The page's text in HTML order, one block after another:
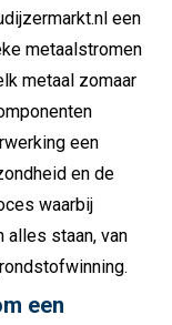
een
metaalstromen
metaal zomaar
een
en de
waarbij
alles staan, van
een